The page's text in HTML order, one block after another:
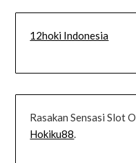
12hoki Indonesia
Rasakan Sensasi Slot
Hokiku88.